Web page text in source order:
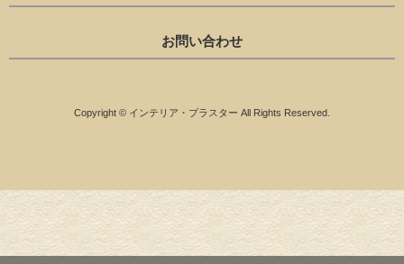
お問い合わせ
Copyright © インテリア・プラスター All Rights Reserved.